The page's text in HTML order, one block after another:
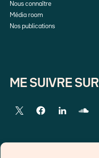
Nous connaître
Média room
Nos publications
ME SUIVRE SUR